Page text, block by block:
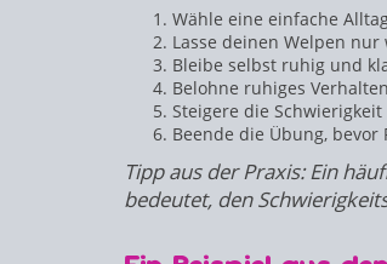
Wähle eine einfache
Lasse deinen Welpen
Bleibe selbst ruhig und
Belohne ruhiges
Steigere die Schwierigkeit
Beende die Übung,
Tipp aus der Praxis: Ein
bedeutet, den